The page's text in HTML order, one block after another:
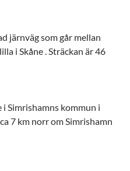
järnväg som går mellan
i Skåne . Sträckan är 46
Simrishamns kommun i
7 km norr omSimrishamn